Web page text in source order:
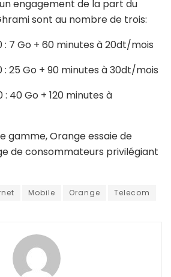
engagement de la part du
sont au nombre de trois:
: 7 Go + 60 minutes à 20dt/mois
25 Go + 90 minutes à 30dt/mois
40 Go + 120 minutes à
gamme, Orange essaie de
de consommateurs privilégiant
Mobile Orange Telecom